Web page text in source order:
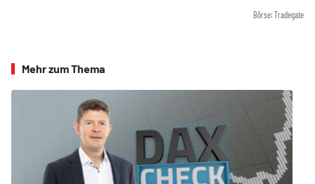
Börse: Tradegate
Mehr zum Thema